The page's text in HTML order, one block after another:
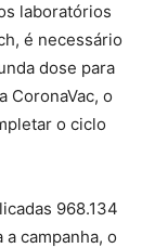
laboratórios
é necessário
dose para
CoronaVac, o
o ciclo
968.134
campanha, o